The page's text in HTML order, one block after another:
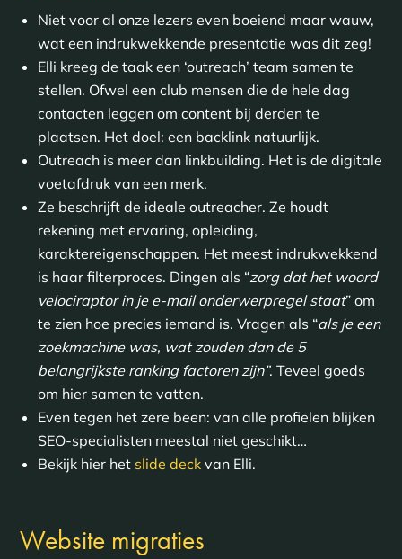
Niet voor al onze lezers even boeiend maar wauw,
wat een indrukwekkende presentatie was dit zeg!
Elli kreeg de taak een ‘outreach’ team samen te
stellen. Ofwel een club mensen die de hele dag
contacten leggen om content bij derden te
plaatsen. Het doel: een backlink natuurlijk.
Outreach is meer dan linkbuilding. Het is de digitale
voetafdruk van een merk.
Ze beschrijft de ideale outreacher. Ze houdt
rekening met ervaring, opleiding,
karaktereigenschappen. Het meest indrukwekkend
is haar filterproces. Dingen als “zorg dat het woord
velociraptor in je e-mail onderwerpregel staat” om
te zien hoe precies iemand is. Vragen als “als je een
zoekmachine was, wat zouden dan de 5
belangrijkste ranking factoren zijn”. Teveel goeds
om hier samen te vatten.
Even tegen het zere been: van alle profielen blijken
SEO-specialisten meestal niet geschikt…
Bekijk hier het slide deckvan Elli.
Website migraties